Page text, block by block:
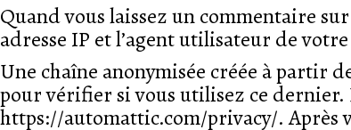
Quand vous laissez un commentaire
adresse IP et l’agent utilisateur de
Une chaîne anonymisée créée à partir
pour vérifier si vous utilisez ce dernier.
https://automattic.com/privacy/. Après